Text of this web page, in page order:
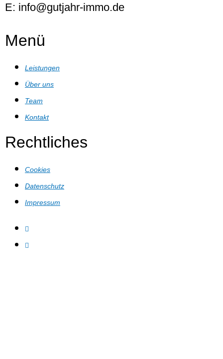
E: info@gutjahr-immo.de
Menü
Leistungen
Über uns
Team
Kontakt
Rechtliches
Cookies
Datenschutz
Impressum